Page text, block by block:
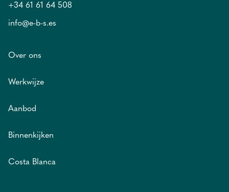
+34 61 61 64 508
info@e-b-s.es
Over ons
Werkwijze
Aanbod
Binnenkijken
Costa Blanca